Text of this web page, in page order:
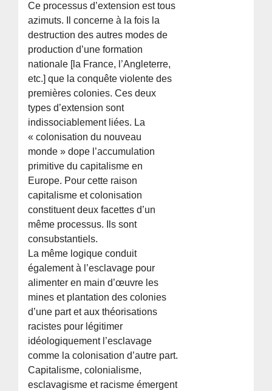
Ce processus d’extension est tous
azimuts. Il concerne à la fois la
destruction des autres modes de
production d’une formation
nationale [la France, l’Angleterre,
etc.] que la conquête violente des
premières colonies. Ces deux
types d’extension sont
indissociablement liées. La
« colonisation du nouveau
monde » dope l’accumulation
primitive du capitalisme en
Europe. Pour cette raison
capitalisme et colonisation
constituent deux facettes d’un
même processus. Ils sont
consubstantiels.
La même logique conduit
également à l’esclavage pour
alimenter en main d’œuvre les
mines et plantation des colonies
d’une part et aux théorisations
racistes pour légitimer
idéologiquement l’esclavage
comme la colonisation d’autre part.
Capitalisme, colonialisme,
esclavagisme et racisme émergent